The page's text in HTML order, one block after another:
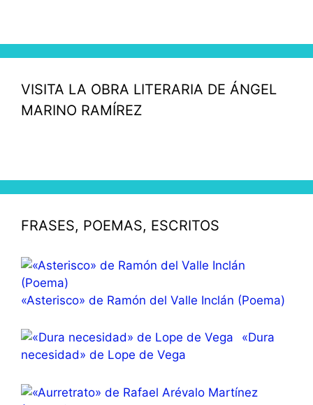
VISITA LA OBRA LITERARIA DE ÁNGEL
MARINO RAMÍREZ
FRASES, POEMAS, ESCRITOS
«Asterisco» de Ramón del Valle Inclán (Poema)
«Dura
necesidad» de Lope de Vega